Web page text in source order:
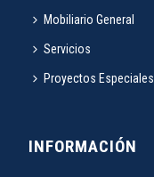
Mobiliario General
Servicios
Proyectos Especiales
INFORMACIÓN